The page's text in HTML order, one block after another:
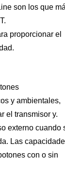
son los que
proporcionar el
y ambientales,
el transmisor y.
externo cuando
Las
con o sin